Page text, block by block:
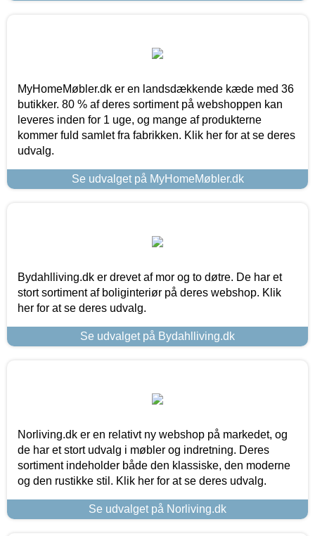
MyHomeMøbler.dk er en landsdækkende kæde med 36
butikker. 80 % af deres sortiment på webshoppen kan
leveres inden for 1 uge, og mange af produkterne
kommer fuld samlet fra fabrikken. Klik her for at se deres
udvalg.
Se udvalget på MyHomeMøbler.dk
Bydahlliving.dk er drevet af mor og to døtre. De har et
stort sortiment af boliginteriør på deres webshop. Klik
her for at se deres udvalg.
Se udvalget på Bydahlliving.dk
Norliving.dk er en relativt ny webshop på markedet, og
de har et stort udvalg i møbler og indretning. Deres
sortiment indeholder både den klassiske, den moderne
og den rustikke stil. Klik her for at se deres udvalg.
Se udvalget på Norliving.dk